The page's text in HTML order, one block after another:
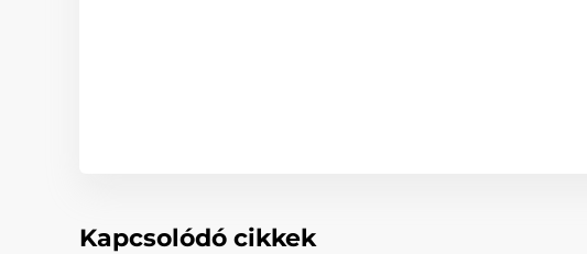
Kapcsolódó cikkek